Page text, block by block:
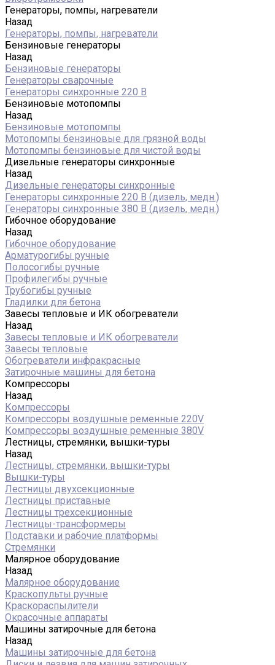
Генераторы, помпы, нагреватели
Назад
Генераторы, помпы, нагреватели
Бензиновые генераторы
Назад
Бензиновые генераторы
Генераторы сварочные
Генераторы синхронные 220 В
Бензиновые мотопомпы
Назад
Бензиновые мотопомпы
Мотопомпы бензиновые для грязной воды
Мотопомпы бензиновые для чистой воды
Дизельные генераторы синхронные
Назад
Дизельные генераторы синхронные
Генераторы синхронные 220 В (дизель, медн.)
Генераторы синхронные 380 В (дизель, медн.)
Гибочное оборудование
Назад
Гибочное оборудование
Арматурогибы ручные
Полосогибы ручные
Профилегибы ручные
Трубогибы ручные
Гладилки для бетона
Завесы тепловые и ИК обогреватели
Назад
Завесы тепловые и ИК обогреватели
Завесы тепловые
Обогреватели инфракрасные
Затирочные машины для бетона
Компрессоры
Назад
Компрессоры
Компрессоры воздушные ременные 220V
Компрессоры воздушные ременные 380V
Лестницы, стремянки, вышки-туры
Назад
Лестницы, стремянки, вышки-туры
Вышки-туры
Лестницы двухсекционные
Лестницы приставные
Лестницы трехсекционные
Лестницы-трансформеры
Подставки и рабочие платформы
Стремянки
Малярное оборудование
Назад
Малярное оборудование
Краскопульты ручные
Краскораспылители
Окрасочные аппараты
Машины затирочные для бетона
Назад
Машины затирочные для бетона